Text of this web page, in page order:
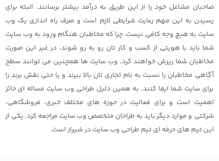
صاحبان مشاغل خود را از این طریق به درآمد بیشتر برسانند. البته برای
رسیدن به این مهم رعایت شرایطی لازم است و صرف راه اندازی یک وب
سایت به هیچ وجه کافی نیست. چرا که مخاطبان هنگام ورود به وب سایت
شما باید با هویتی از کسب و کار تان رو به رو شوند، در غیر این صورت
مخاطبان شما ریزش خواهند کرد. وب سایت ها همچنین می توانند سطح
آگاهی مخاطبان را نسبت به نام تجاری تان بالا ببرند و یا حتی نقش برند را
برای سایت شما ایفا کنند. به همین دلیل طراحی وب سایت مساله ای حائز
اهمیت است و برای فعالیت در حوزه های مختلف خبری، فروشگاهی،
شرکتی و موارد دیگر باید به طراحان متخصص وب سایت مراجعه کرد. یکی از
این تیم های حرفه ای تیم طراحی وب سایت در شیراز است.